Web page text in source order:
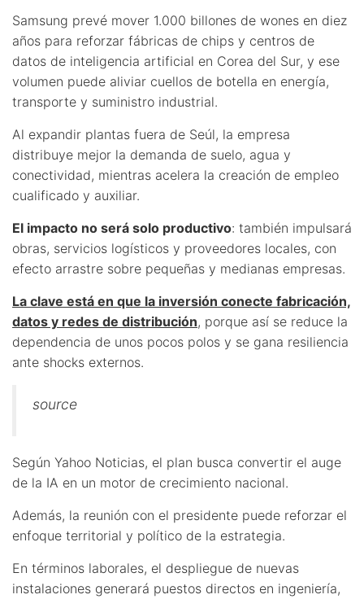
Samsung prevé mover 1.000 billones de wones en diez
años para reforzar fábricas de chips y centros de
datos de inteligencia artificial en Corea del Sur, y ese
volumen puede aliviar cuellos de botella en energía,
transporte y suministro industrial.
Al expandir plantas fuera de Seúl, la empresa
distribuye mejor la demanda de suelo, agua y
conectividad, mientras acelera la creación de empleo
cualificado y auxiliar.
El impacto no será solo productivo: también impulsará
obras, servicios logísticos y proveedores locales, con
efecto arrastre sobre pequeñas y medianas empresas.
La clave está en que la inversión conecte fabricación,
datos y redes de distribución, porque así se reduce la
dependencia de unos pocos polos y se gana resiliencia
ante shocks externos.
source
Según Yahoo Noticias, el plan busca convertir el auge
de la IA en un motor de crecimiento nacional.
Además, la reunión con el presidente puede reforzar el
enfoque territorial y político de la estrategia.
En términos laborales, el despliegue de nuevas
instalaciones generará puestos directos en ingeniería,